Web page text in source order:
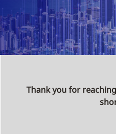
Thank you for